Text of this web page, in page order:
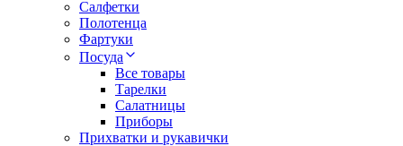
Салфетки
Полотенца
Фартуки
Посуда
Все товары
Тарелки
Салатницы
Приборы
Прихватки и рукавички